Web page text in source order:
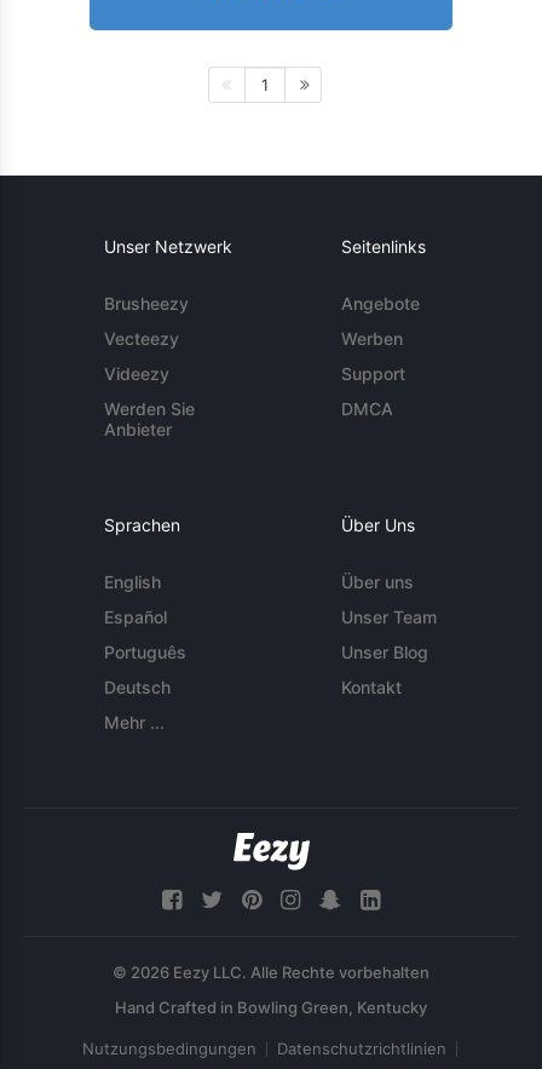
1
Unser Netzwerk
Brusheezy
Vecteezy
Videezy
Werden Sie
Anbieter
Seitenlinks
Angebote
Werben
Support
DMCA
Sprachen
English
Español
Português
Deutsch
Mehr ...
Über Uns
Über uns
Unser Team
Unser Blog
Kontakt
© 2026 Eezy LLC. Alle Rechte vorbehalten
Nutzungsbedingungen Datenschutzrichtlinien